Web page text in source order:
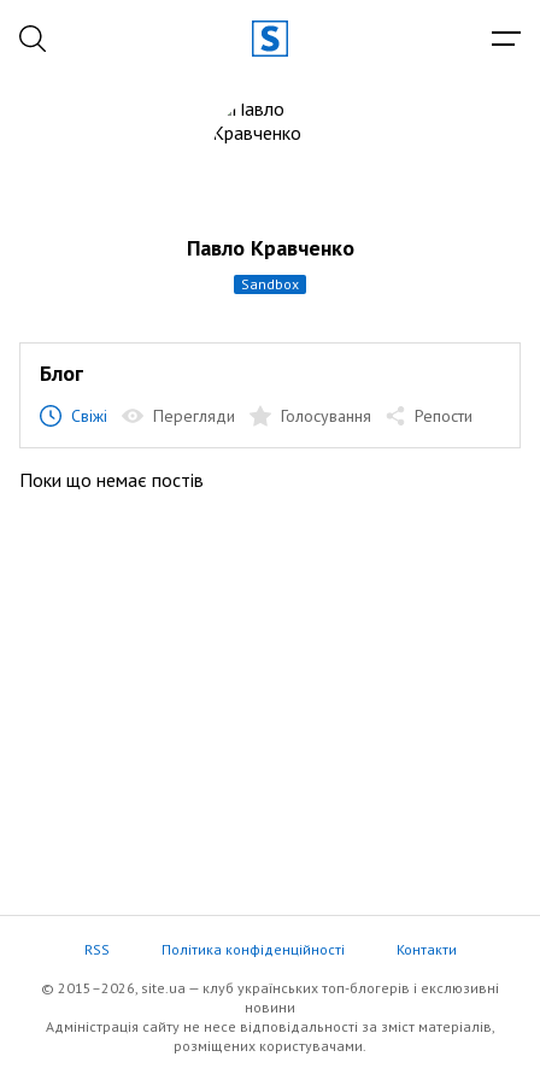
Павло Кравченко
sandbox
Блог
Свіжі Перегляди Голосування Репости
Поки що немає постів
RSS Політика конфіденційності Контакти
© 2015–2026, site.ua — клуб українських топ-блогерів i екслюзивнi
новини
Адміністрація сайту не несе відповідальності за зміст матеріалів,
розміщених користувачами.